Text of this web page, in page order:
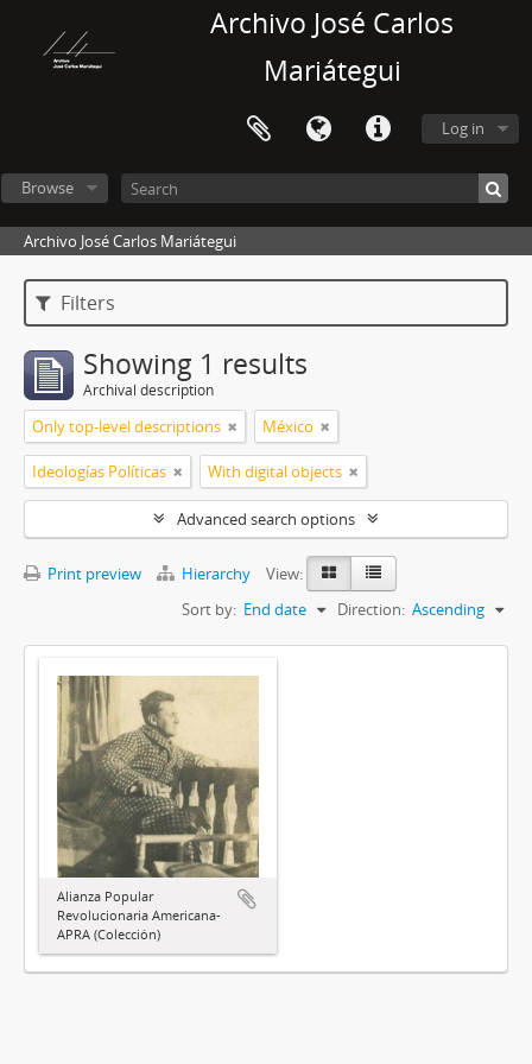
Archivo José Carlos
Mariátegui
Log in
Browse
Archivo José Carlos Mariátegui
Filters
Showing 1 results
Archival description
Only top-level descriptions México
Ideologías Políticas With digital objects
Advanced search options
Print preview Hierarchy
View:
Sort by: End date Direction: Ascending
Alianza Popular
Revolucionaria Americana-
APRA (Colección)